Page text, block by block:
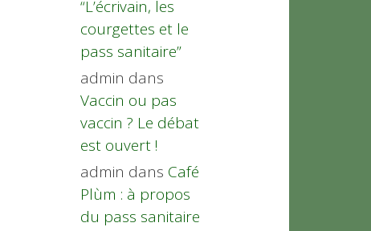
“L’écrivain, les
courgettes et le
pass sanitaire”
admin dans
Vaccin ou pas
vaccin ? Le débat
est ouvert !
admin dans Café
Plùm : à propos
du pass sanitaire